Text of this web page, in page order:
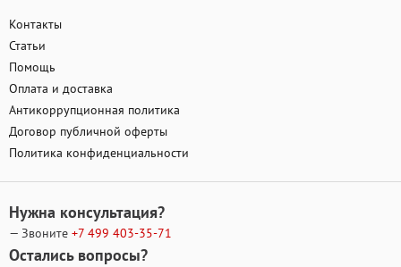
Контакты
Статьи
Помощь
Оплата и доставка
Антикоррупционная политика
Договор публичной оферты
Политика конфиденциальности
Нужна консультация?
— Звоните +7 499 403-35-71
Остались вопросы?